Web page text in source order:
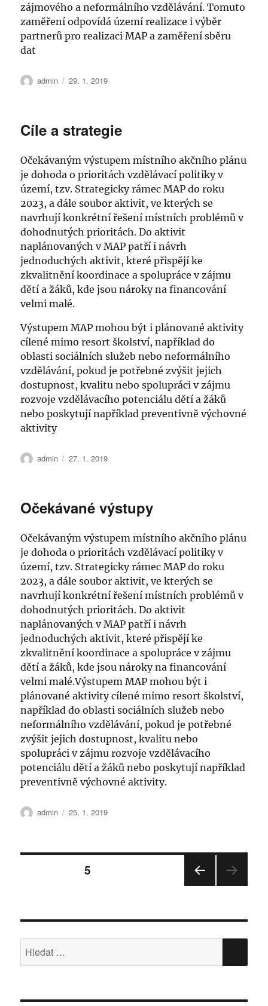
zájmového a neformálního vzdělávání. Tomuto
zaměření odpovídá území realizace i výběr
partnerů pro realizaci MAP a zaměření sběru
dat
Autor:
admin Publikováno:
29. 1. 2019
Cíle a strategie
Očekávaným výstupem místního akčního plánu
je dohoda o prioritách vzdělávací politiky v
území, tzv. Strategicky rámec MAP do roku
2023, a dále soubor aktivit, ve kterých se
navrhují konkrétní řešení místních problémů v
dohodnutých prioritách. Do aktivit
naplánovaných v MAP patří i návrh
jednoduchých aktivit, které přispějí ke
zkvalitnění koordinace a spolupráce v zájmu
dětí a žáků, kde jsou nároky na financování
velmi malé.
Výstupem MAP mohou být i plánované aktivity
cílené mimo resort školství, například do
oblasti sociálních služeb nebo neformálního
vzdělávání, pokud je potřebné zvýšit jejich
dostupnost, kvalitu nebo spolupráci v zájmu
rozvoje vzdělávacího potenciálu dětí a žáků
nebo poskytují například preventivně výchovné
aktivity
Autor:
admin Publikováno:
27. 1. 2019
Očekávané výstupy
Očekávaným výstupem místního akčního plánu
je dohoda o prioritách vzdělávací politiky v
území, tzv. Strategicky rámec MAP do roku
2023, a dále soubor aktivit, ve kterých se
navrhují konkrétní řešení místních problémů v
dohodnutých prioritách. Do aktivit
naplánovaných v MAP patří i návrh
jednoduchých aktivit, které přispějí ke
zkvalitnění koordinace a spolupráce v zájmu
dětí a žáků, kde jsou nároky na financování
velmi malé.Výstupem MAP mohou být i
plánované aktivity cílené mimo resort školství,
například do oblasti sociálních služeb nebo
neformálního vzdělávání, pokud je potřebné
zvýšit jejich dostupnost, kvalitu nebo
spolupráci v zájmu rozvoje vzdělávacího
potenciálu dětí a žáků nebo poskytují například
preventivně výchovné aktivity.
Autor:
admin Publikováno:
25. 1. 2019
Stránkování
STRÁ
NKA
STRÁNKA:5